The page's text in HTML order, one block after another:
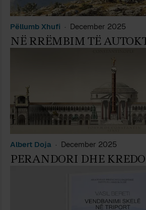
Pëllumb Xhufi December 2025
NË RRËMBIM TË
Albert Doja December 2025
PERANDORI DHE